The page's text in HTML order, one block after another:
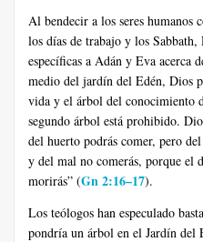
Al bendecir a los seres humanos
los días de trabajo y los
específicas a Adán y Eva acerca
medio del jardín del Edén, Dios
vida y el árbol del conocimiento
segundo árbol está prohibido.
del huerto podrás comer, pero
y del mal no comerás, porque el
morirás” (Gn 2:16–17).
Los teólogos han especulado
pondría un árbol en el Jardín del